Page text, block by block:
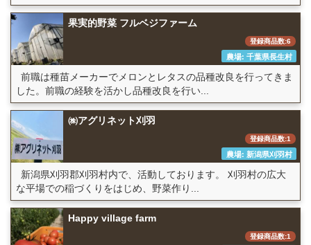
果実的野菜 フルベジファーム
登録商品数:6
農場: 千葉県長生村
前職は種苗メーカーでメロンとレタスの品種改良を行ってきま
した。前職の経験を活かし品種改良を行い...
㈱アグリネット刈羽
登録商品数:1
農場: 新潟県刈羽村
新潟県刈羽郡刈羽村内で、活動しております。 刈羽村の広大
な平場での稲づくりをはじめ、野菜作り...
Happy village farm
登録商品数:1